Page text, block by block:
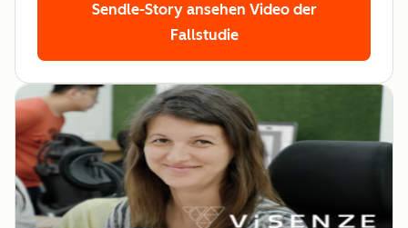
Sendle-Story ansehen Video der
Fallstudie